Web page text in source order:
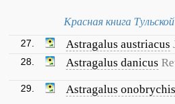
Красная книга
27. Astragalus austriacus
28. Astragalus danicus
29. Astragalus onobrychis